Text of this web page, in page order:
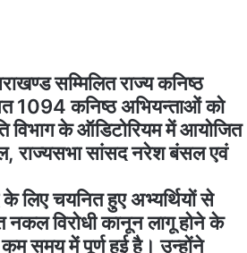
सम्मिलित राज्य कनिष्ठ
1094 कनिष्ठ अभियन्ताओं को
विभाग के ऑडिटोरियम में आयोजित
राज्यसभा सांसद नरेश बंसल एवं
लिए चयनित हुए अभ्यर्थियों से
नकल विरोधी कानून लागू होने के
कम समय में पूर्ण हुई है। उन्होंने